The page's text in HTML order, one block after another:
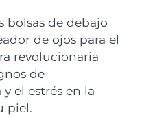
bolsas de debajo
de ojos para el
revolucionaria
de
el estrés en la
piel.
Entrega prevista8/11/26
Entrega prevista8/10/26
Entrega prevista 8/10/26